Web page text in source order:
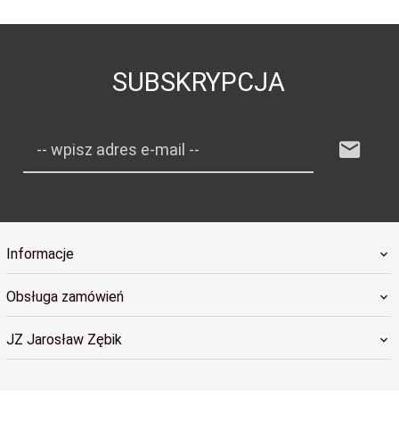
SUBSKRYPCJA
-- wpisz adres e-mail --
Informacje
Obsługa zamówień
JZ Jarosław Zębik